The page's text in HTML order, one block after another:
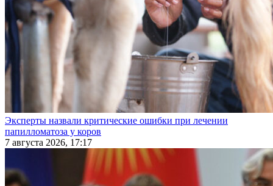
Эксперты назвали критические ошибки при лечении
папилломатоза у коров
7 августа 2026, 17:17